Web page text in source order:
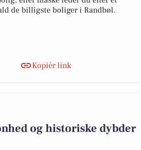
de billigste boliger i Randbøl.
Kopiér link
og historiske dybder